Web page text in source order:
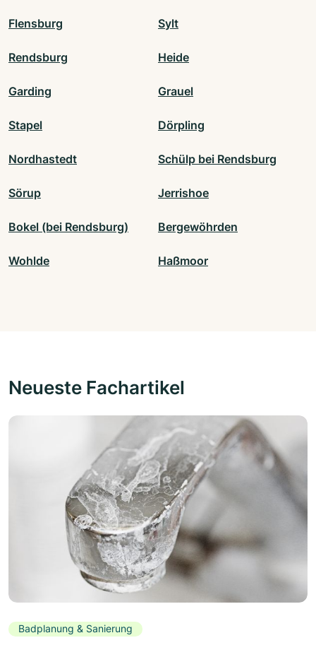
Flensburg Sylt
Rendsburg Heide
Garding Grauel
Stapel Dörpling
Nordhastedt Schülp bei Rendsburg
Sörup Jerrishoe
Bokel (bei Rendsburg) Bergewöhrden
Wohlde Haßmoor
Neueste Fachartikel
Badplanung & Sanierung